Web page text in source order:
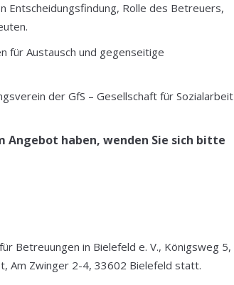
Entscheidungsfindung, Rolle des Betreuers,
für Austausch und gegenseitige
der GfS – Gesellschaft für Sozialarbeit
Angebot haben, wenden Sie sich bitte
Betreuungen in Bielefeld e. V., Königsweg 5,
Am Zwinger 2-4, 33602 Bielefeld statt.